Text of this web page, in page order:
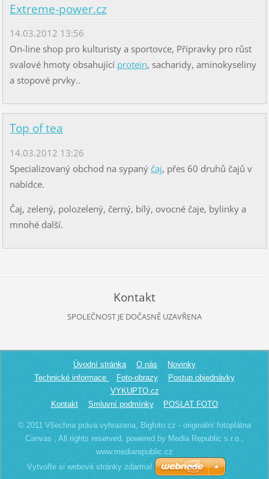
Extreme-power.cz
14.03.2012 13:56
On-line shop pro kulturisty a sportovce, Přípravky pro růst
svalové hmoty obsahující protein, sacharidy, aminokyseliny
a stopové prvky..
Top of tea
14.03.2012 13:26
Specializovaný obchod na sypaný čaj, přes 60 druhů čajů v
nabídce.
Čaj, zelený, polozelený, černý, bílý, ovocné čaje, bylinky a
mnohé další.
Kontakt
SPOLEČNOST JE DOČASNĚ UZAVŘENA
Úvodní stránka O nás
Novinky
Technické informace
Foto-obrazy
Postup objednávky
VYKUPTO.cz
Kontakt
Smluvní podmínky POSLAT FOTO
© 2011 Všechna práva vyhrazena, Bigfoto.cz - originální fotoplátna
Canvas , All rights reserved, powered by Media Republic s.r.o.,
www.mediarepublic.cz
Vytvořte si webové stránky zdarma!